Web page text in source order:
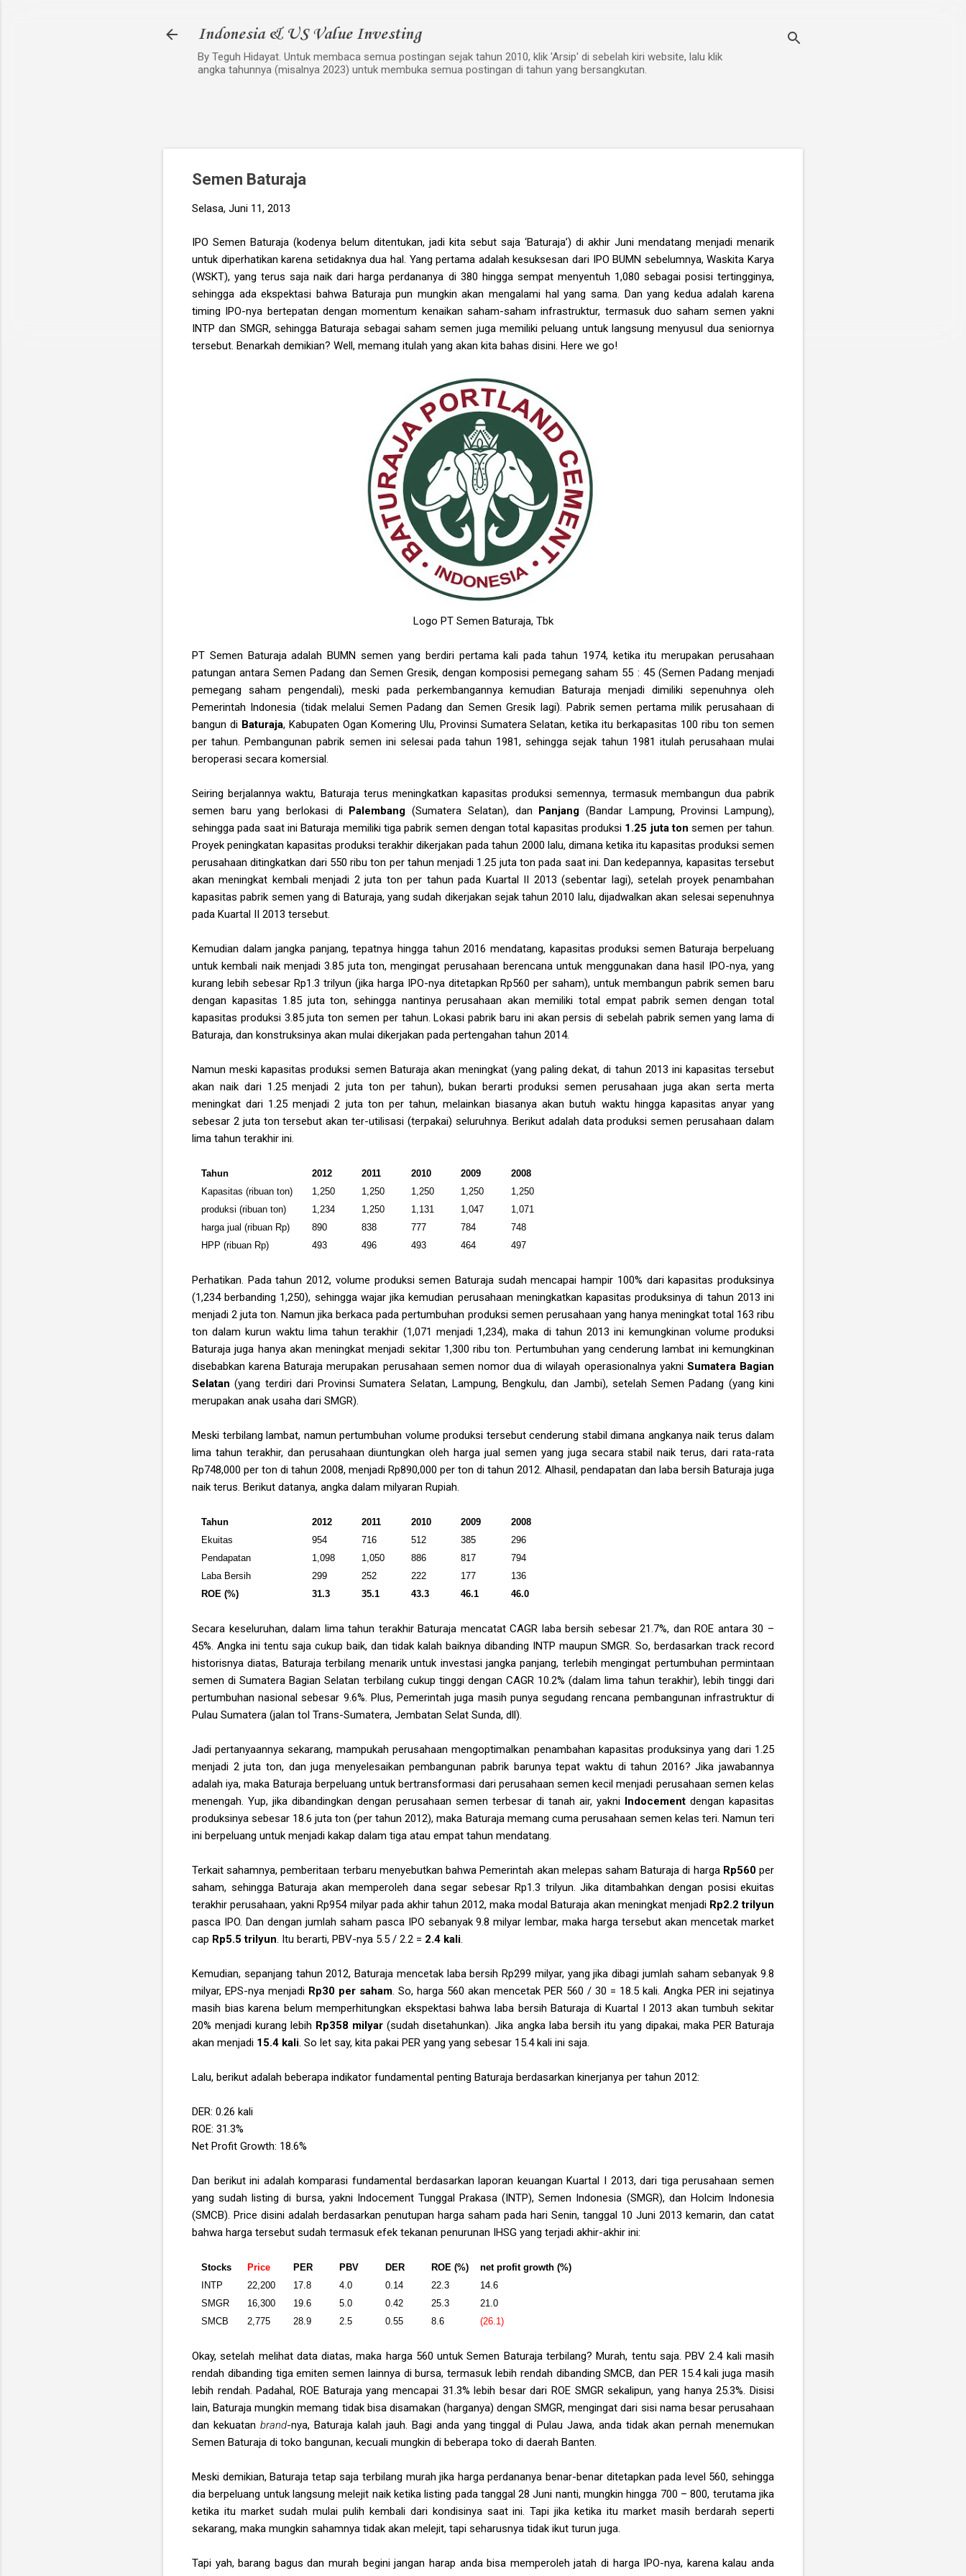
Indonesia & US Value Investing
By Teguh Hidayat. Untuk membaca semua postingan sejak tahun 2010, klik 'Arsip' di sebelah kiri website, lalu klik
angka tahunnya (misalnya 2023) untuk membuka semua postingan di tahun yang bersangkutan.
Semen Baturaja
Selasa, Juni 11, 2013
IPO Semen Baturaja (kodenya belum ditentukan, jadi kita sebut saja ‘Baturaja’) di akhir Juni mendatang menjadi menarik
untuk diperhatikan karena setidaknya dua hal. Yang pertama adalah kesuksesan dari IPO BUMN sebelumnya, Waskita Karya
(WSKT), yang terus saja naik dari harga perdananya di 380 hingga sempat menyentuh 1,080 sebagai posisi tertingginya,
sehingga ada ekspektasi bahwa Baturaja pun mungkin akan mengalami hal yang sama. Dan yang kedua adalah karena
timing IPO-nya bertepatan dengan momentum kenaikan saham-saham infrastruktur, termasuk duo saham semen yakni
INTP dan SMGR, sehingga Baturaja sebagai saham semen juga memiliki peluang untuk langsung menyusul dua seniornya
tersebut. Benarkah demikian? Well, memang itulah yang akan kita bahas disini. Here we go!
Logo PT Semen Baturaja, Tbk
PT Semen Baturaja adalah BUMN semen yang berdiri pertama kali pada tahun 1974, ketika itu merupakan perusahaan
patungan antara Semen Padang dan Semen Gresik, dengan komposisi pemegang saham 55 : 45 (Semen Padang menjadi
pemegang saham pengendali), meski pada perkembangannya kemudian Baturaja menjadi dimiliki sepenuhnya oleh
Pemerintah Indonesia (tidak melalui Semen Padang dan Semen Gresik lagi). Pabrik semen pertama milik perusahaan di
bangun di Baturaja, Kabupaten Ogan Komering Ulu, Provinsi Sumatera Selatan, ketika itu berkapasitas 100 ribu ton semen
per tahun. Pembangunan pabrik semen ini selesai pada tahun 1981, sehingga sejak tahun 1981 itulah perusahaan mulai
beroperasi secara komersial.
Seiring berjalannya waktu, Baturaja terus meningkatkan kapasitas produksi semennya, termasuk membangun dua pabrik
semen baru yang berlokasi di Palembang (Sumatera Selatan), dan Panjang (Bandar Lampung, Provinsi Lampung),
sehingga pada saat ini Baturaja memiliki tiga pabrik semen dengan total kapasitas produksi 1.25 juta ton semen per tahun.
Proyek peningkatan kapasitas produksi terakhir dikerjakan pada tahun 2000 lalu, dimana ketika itu kapasitas produksi semen
perusahaan ditingkatkan dari 550 ribu ton per tahun menjadi 1.25 juta ton pada saat ini. Dan kedepannya, kapasitas tersebut
akan meningkat kembali menjadi 2 juta ton per tahun pada Kuartal II 2013 (sebentar lagi), setelah proyek penambahan
kapasitas pabrik semen yang di Baturaja, yang sudah dikerjakan sejak tahun 2010 lalu, dijadwalkan akan selesai sepenuhnya
pada Kuartal II 2013 tersebut.
Kemudian dalam jangka panjang, tepatnya hingga tahun 2016 mendatang, kapasitas produksi semen Baturaja berpeluang
untuk kembali naik menjadi 3.85 juta ton, mengingat perusahaan berencana untuk menggunakan dana hasil IPO-nya, yang
kurang lebih sebesar Rp1.3 trilyun (jika harga IPO-nya ditetapkan Rp560 per saham), untuk membangun pabrik semen baru
dengan kapasitas 1.85 juta ton, sehingga nantinya perusahaan akan memiliki total empat pabrik semen dengan total
kapasitas produksi 3.85 juta ton semen per tahun. Lokasi pabrik baru ini akan persis di sebelah pabrik semen yang lama di
Baturaja, dan konstruksinya akan mulai dikerjakan pada pertengahan tahun 2014.
Namun meski kapasitas produksi semen Baturaja akan meningkat (yang paling dekat, di tahun 2013 ini kapasitas tersebut
akan naik dari 1.25 menjadi 2 juta ton per tahun), bukan berarti produksi semen perusahaan juga akan serta merta
meningkat dari 1.25 menjadi 2 juta ton per tahun, melainkan biasanya akan butuh waktu hingga kapasitas anyar yang
sebesar 2 juta ton tersebut akan ter-utilisasi (terpakai) seluruhnya. Berikut adalah data produksi semen perusahaan dalam
lima tahun terakhir ini.
Tahun 2012 2011 2010 2009
2008
Kapasitas (ribuan ton)
1,250 1,250 1,250 1,250
1,250
produksi (ribuan ton)
1,234 1,250 1,131 1,047
1,071
harga jual (ribuan Rp)
890 838 777 784
748
HPP (ribuan Rp)
493 496 493 464 497
Perhatikan. Pada tahun 2012, volume produksi semen Baturaja sudah mencapai hampir 100% dari kapasitas produksinya
(1,234 berbanding 1,250), sehingga wajar jika kemudian perusahaan meningkatkan kapasitas produksinya di tahun 2013 ini
menjadi 2 juta ton. Namun jika berkaca pada pertumbuhan produksi semen perusahaan yang hanya meningkat total 163 ribu
ton dalam kurun waktu lima tahun terakhir (1,071 menjadi 1,234), maka di tahun 2013 ini kemungkinan volume produksi
Baturaja juga hanya akan meningkat menjadi sekitar 1,300 ribu ton. Pertumbuhan yang cenderung lambat ini kemungkinan
disebabkan karena Baturaja merupakan perusahaan semen nomor dua di wilayah operasionalnya yakni Sumatera Bagian
Selatan (yang terdiri dari Provinsi Sumatera Selatan, Lampung, Bengkulu, dan Jambi), setelah Semen Padang (yang kini
merupakan anak usaha dari SMGR).
Meski terbilang lambat, namun pertumbuhan volume produksi tersebut cenderung stabil dimana angkanya naik terus dalam
lima tahun terakhir, dan perusahaan diuntungkan oleh harga jual semen yang juga secara stabil naik terus, dari rata-rata
Rp748,000 per ton di tahun 2008, menjadi Rp890,000 per ton di tahun 2012. Alhasil, pendapatan dan laba bersih Baturaja juga
naik terus. Berikut datanya, angka dalam milyaran Rupiah.
Tahun 2012 2011 2010 2009
2008
Ekuitas
954 716 512 385
296
Pendapatan
1,098 1,050 886 817
794
Laba Bersih
299 252 222 177
136
ROE (%)
31.3 35.1 43.3 46.1 46.0
Secara keseluruhan, dalam lima tahun terakhir Baturaja mencatat CAGR laba bersih sebesar 21.7%, dan ROE antara 30 –
45%. Angka ini tentu saja cukup baik, dan tidak kalah baiknya dibanding INTP maupun SMGR. So, berdasarkan track record
historisnya diatas, Baturaja terbilang menarik untuk investasi jangka panjang, terlebih mengingat pertumbuhan permintaan
semen di Sumatera Bagian Selatan terbilang cukup tinggi dengan CAGR 10.2% (dalam lima tahun terakhir), lebih tinggi dari
pertumbuhan nasional sebesar 9.6%. Plus, Pemerintah juga masih punya segudang rencana pembangunan infrastruktur di
Pulau Sumatera (jalan tol Trans-Sumatera, Jembatan Selat Sunda, dll).
Jadi pertanyaannya sekarang, mampukah perusahaan mengoptimalkan penambahan kapasitas produksinya yang dari 1.25
menjadi 2 juta ton, dan juga menyelesaikan pembangunan pabrik barunya tepat waktu di tahun 2016? Jika jawabannya
adalah iya, maka Baturaja berpeluang untuk bertransformasi dari perusahaan semen kecil menjadi perusahaan semen kelas
menengah. Yup, jika dibandingkan dengan perusahaan semen terbesar di tanah air, yakni Indocement dengan kapasitas
produksinya sebesar 18.6 juta ton (per tahun 2012), maka Baturaja memang cuma perusahaan semen kelas teri. Namun teri
ini berpeluang untuk menjadi kakap dalam tiga atau empat tahun mendatang.
Terkait sahamnya, pemberitaan terbaru menyebutkan bahwa Pemerintah akan melepas saham Baturaja di harga Rp560per
saham, sehingga Baturaja akan memperoleh dana segar sebesar Rp1.3 trilyun. Jika ditambahkan dengan posisi ekuitas
terakhir perusahaan, yakni Rp954 milyar pada akhir tahun 2012, maka modal Baturaja akan meningkat menjadi Rp2.2 trilyun
pasca IPO. Dan dengan jumlah saham pasca IPO sebanyak 9.8 milyar lembar, maka harga tersebut akan mencetak market
cap Rp5.5 trilyun . Itu berarti, PBV-nya 5.5 / 2.2 = 2.4 kali
Kemudian, sepanjang tahun 2012, Baturaja mencetak laba bersih Rp299 milyar, yang jika dibagi jumlah saham sebanyak 9.8
milyar, EPS-nya menjadi Rp30 per saham . So, harga 560 akan mencetak PER 560 / 30 = 18.5 kali. Angka PER ini sejatinya
masih bias karena belum memperhitungkan ekspektasi bahwa laba bersih Baturaja di Kuartal I 2013 akan tumbuh sekitar
20% menjadi kurang lebih Rp358 milyar (sudah disetahunkan). Jika angka laba bersih itu yang dipakai, maka PER Baturaja
akan menjadi 15.4 kali . So let say, kita pakai PER yang yang sebesar 15.4 kali ini saja.
Lalu, berikut adalah beberapa indikator fundamental penting Baturaja berdasarkan kinerjanya per tahun 2012:
DER: 0.26 kali
ROE: 31.3%
Net Profit Growth: 18.6%
Dan berikut ini adalah komparasi fundamental berdasarkan laporan keuangan Kuartal I 2013, dari tiga perusahaan semen
yang sudah listing di bursa, yakni Indocement Tunggal Prakasa (INTP), Semen Indonesia (SMGR), dan Holcim Indonesia
(SMCB). Price disini adalah berdasarkan penutupan harga saham pada hari Senin, tanggal 10 Juni 2013 kemarin, dan catat
bahwa harga tersebut sudah termasuk efek tekanan penurunan IHSG yang terjadi akhir-akhir ini:
Stocks Price PER PBV DER ROE (%)
net profit growth (%)
INTP
22,200 17.8 4.0 0.14 22.3
14.6
SMGR
16,300 19.6 5.0 0.42 25.3
21.0
SMCB
2,775 28.9 2.5 0.55 8.6 (26.1)
Okay, setelah melihat data diatas, maka harga 560 untuk Semen Baturaja terbilang? Murah, tentu saja. PBV 2.4 kali masih
rendah dibanding tiga emiten semen lainnya di bursa, termasuk lebih rendah dibanding SMCB, dan PER 15.4 kali juga masih
lebih rendah. Padahal, ROE Baturaja yang mencapai 31.3% lebih besar dari ROE SMGR sekalipun, yang hanya 25.3%. Disisi
lain, Baturaja mungkin memang tidak bisa disamakan (harganya) dengan SMGR, mengingat dari sisi nama besar perusahaan
dan kekuatan brand-nya, Baturaja kalah jauh. Bagi anda yang tinggal di Pulau Jawa, anda tidak akan pernah menemukan
Semen Baturaja di toko bangunan, kecuali mungkin di beberapa toko di daerah Banten.
Meski demikian, Baturaja tetap saja terbilang murah jika harga perdananya benar-benar ditetapkan pada level 560, sehingga
dia berpeluang untuk langsung melejit naik ketika listing pada tanggal 28 Juni nanti, mungkin hingga 700 – 800, terutama jika
ketika itu market sudah mulai pulih kembali dari kondisinya saat ini. Tapi jika ketika itu market masih berdarah seperti
sekarang, maka mungkin sahamnya tidak akan melejit, tapi seharusnya tidak ikut turun juga.
Tapi yah, barang bagus dan murah begini jangan harap anda bisa memperoleh jatah di harga IPO-nya, karena kalau anda